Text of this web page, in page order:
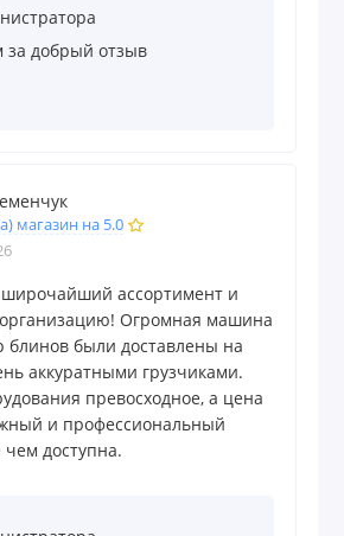
за добрый отзыв
магазин на 5.0
ассортимент и
Огромная машина
блинов были доставлены на
аккуратными грузчиками.
превосходное, а цена
и профессиональный
чем доступна.